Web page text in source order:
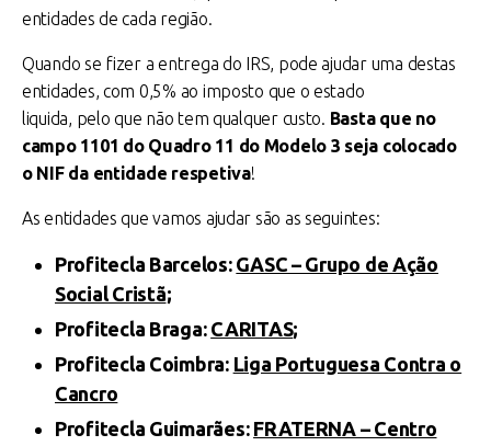
entidades de cada região.
Quando se fizer a entrega do IRS, pode ajudar uma destas
entidades, com 0,5% ao imposto que o estado
liquida, pelo que não tem qualquer custo. Basta que no
campo 1101 do Quadro 11 do Modelo 3 seja colocado
o NIF da entidade respetiva!
As entidades que vamos ajudar são as seguintes:
Profitecla Barcelos: GASC – Grupo de Ação
Social Cristã;
Profitecla Braga: CARITAS;
Profitecla Coimbra: Liga Portuguesa Contra o
Cancro
Profitecla Guimarães: FRATERNA – Centro